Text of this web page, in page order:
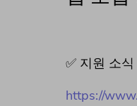
✅ 지원 소
https://